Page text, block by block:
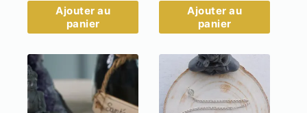
Ajouter au
panier
Ajouter au
panier